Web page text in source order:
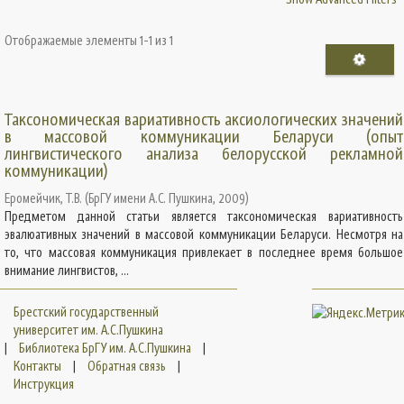
Отображаемые элементы 1-1 из 1
Таксономическая вариативность аксиологических значений
в массовой коммуникации Беларуси (опыт
лингвистического анализа белорусской рекламной
коммуникации)
Еромейчик, Т.В. (БрГУ имени А.С. Пушкина, 2009)
Предметом данной статьи является таксономическая вариативность
эвалюативных значений в массовой коммуникации Беларуси. Несмотря на
то, что массовая коммуникация привлекает в последнее время большое
внимание лингвистов, ...
Брестский государственный
университет им. А.С.Пушкина
|
Библиотека БрГУ им. А.С.Пушкина
|
Контакты
| Обратная связь
|
Инструкция